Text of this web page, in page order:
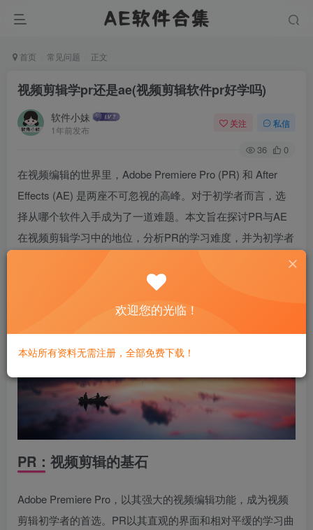
首页 常见问题 正文
视频剪辑学pr还是ae(视频剪辑软件pr好学吗)
软件小妹
1年前发布
关注 私信
36 0
在视频编辑的世界里，Adobe Premiere Pro (PR) 和 After
Effects (AE) 是两座不可忽视的高峰。对于初学者而言，选
择从哪个软件入手成为了一道难题。本文旨在探讨PR与AE
在视频剪辑学习中的地位，分析PR的学习难度，并为初学者
PR：视频剪辑的基石
Adobe Premiere Pro，以其强大的视频编辑功能，成为视频
剪辑初学者的首选。PR以其直观的界面和相对平缓的学习曲
欢迎您的光临！
本站所有资料无需注册，全部免费下载！